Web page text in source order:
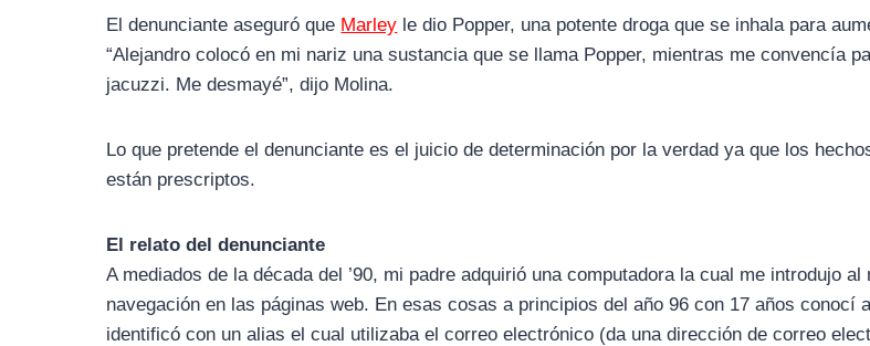
El denunciante aseguró que Marley le dio Popper, una potente droga que se inhala para
“Alejandro colocó en mi nariz una sustancia que se llama Popper, mientras me convencía
jacuzzi. Me desmayé”, dijo Molina.
Lo que pretende el denunciante es el juicio de determinación por la verdad ya que los
están prescriptos.
El relato del denunciante
A mediados de la década del ’90, mi padre adquirió una computadora la cual me introdujo al
navegación en las páginas web. En esas cosas a principios del año 96 con 17 años conocí
identificó con un alias el cual utilizaba el correo electrónico (da una dirección de correo